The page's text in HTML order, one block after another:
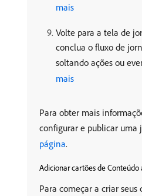
mais
Volte para a tela de
conclua o fluxo de
soltando ações ou
mais
Para obter mais
configurar e publicar uma
página.
Adicionar cartões de
Para começar a criar